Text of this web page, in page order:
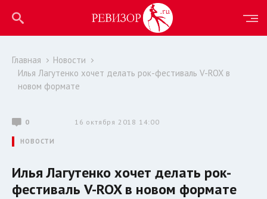
Главная
Новости
Илья Лагутенко хочет делать рок-фестиваль V-ROX в
новом формате
0 16 октября 2018 14:00
НОВОСТИ
Илья Лагутенко хочет делать рок-
фестиваль V-ROX в новом формате